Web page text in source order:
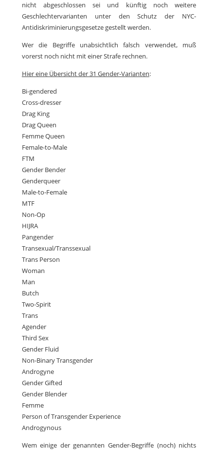
nicht abgeschlossen sei und künftig noch weitere
Geschlechtervarianten unter den Schutz der NYC-
Antidiskriminierungsgesetze gestellt werden.
Wer die Begriffe unabsichtlich falsch verwendet, muß
vorerst noch nicht mit einer Strafe rechnen.
Hier eine Übersicht der 31 Gender-Varianten:
Bi-gendered
Cross-dresser
Drag King
Drag Queen
Femme Queen
Female-to-Male
FTM
Gender Bender
Genderqueer
Male-to-Female
MTF
Non-Op
HIJRA
Pangender
Transexual/Transsexual
Trans Person
Woman
Man
Butch
Two-Spirit
Trans
Agender
Third Sex
Gender Fluid
Non-Binary Transgender
Androgyne
Gender Gifted
Gender Blender
Femme
Person of Transgender Experience
Androgynous
Wem einige der genannten Gender-Begriffe (noch) nichts